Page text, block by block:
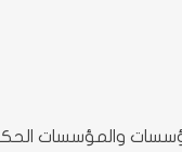
والمؤسسات